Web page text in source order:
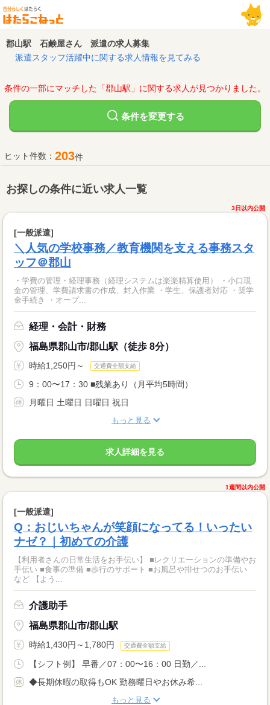
郡山駅 石鹸屋さん 派遣の求人募集
派遣スタッフ活躍中に関する求人情報を見てみる
条件の一部にマッチした「郡山駅」に関する求人が見つかりました。
条件を変更する
ヒット件数： 203件
お探しの条件に近い求人一覧
3日以内公開
[一般派遣]
＼人気の学校事務／教育機関を支える事務スタ
ッフ＠郡山
・学費の管理・経理事務（経理システムは楽楽精算使用） ・小口現
金の管理、学費請求書の作成、封入作業 ・学生、保護者対応 ・奨学
金手続き ・オープ...
経理・会計・財務
福島県郡山市/郡山駅（徒歩 8分）
時給1,250円～ 交通費全額支給
9：00〜17：30 ■残業あり（月平均5時間）
月曜日 土曜日 日曜日 祝日
もっと見る
求人詳細を見る
1週間以内公開
[一般派遣]
Q：おじいちゃんが笑顔になってる！いったい
ナゼ？｜初めての介護
【利用者さんの日常生活をお手伝い】 ■レクリエーションの準備やお
手伝い ■食事の準備 ■歩行のサポート ■お風呂や排せつのお手伝い
など 【よう...
介護助手
福島県郡山市/郡山駅
時給1,430円～1,780円 交通費全額支給
【シフト例】 早番／07：00〜16：00 日勤／...
◆長期休暇の取得もOK 勤務曜日やお休み希...
もっと見る